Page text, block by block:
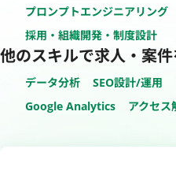
プロンプトエンジニアリング
採用・組織開発・制度設計
他のスキルで求人・案
データ分析 SEO設計/運用
Google Analytics
アクセス